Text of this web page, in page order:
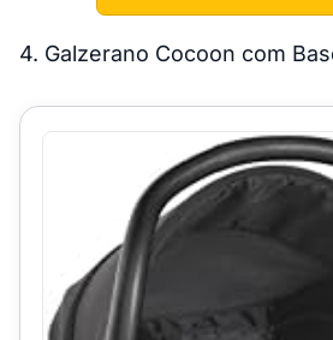
4. Galzerano Cocoon com